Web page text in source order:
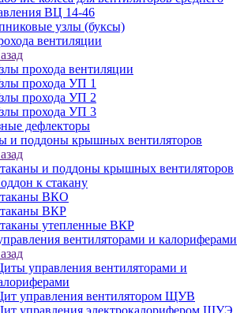
ВЦ 14-46
узлы (буксы)
вентиляции
прохода вентиляции
прохода УП 1
прохода УП 2
прохода УП 3
дефлекторы
и поддоны крышных вентиляторов
и поддоны крышных вентиляторов
к стакану
ВКО
ВКР
утепленные ВКР
вентиляторами и калориферами
управления вентиляторами и
управления вентилятором ЩУВ
управления электрокалорифером ЩУЭ